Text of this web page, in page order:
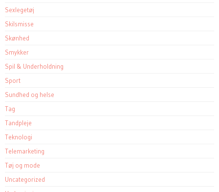
Sexlegetøj
Skilsmisse
Skønhed
Smykker
Spil & Underholdning
Sport
Sundhed og helse
Tag
Tandpleje
Teknologi
Telemarketing
Tøj og mode
Uncategorized